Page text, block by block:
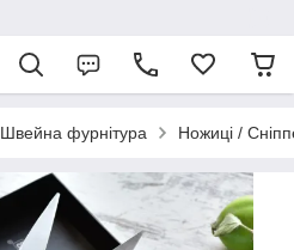
Швейна фурнітура Ножиці /